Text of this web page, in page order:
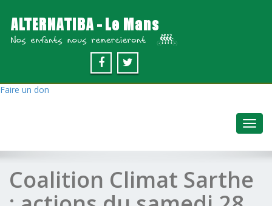
Faire un don
Coalition Climat Sarthe